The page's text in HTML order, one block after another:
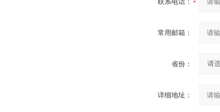
常用邮箱：
省份：
详细地址：